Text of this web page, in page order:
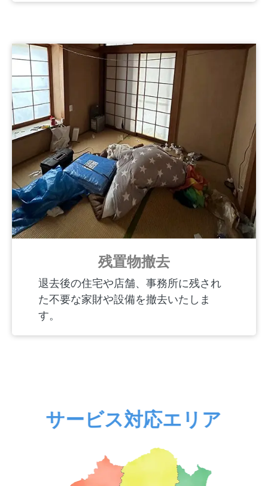
残置物撤去
退去後の住宅や店舗、事務所に残され
た不要な家財や設備を撤去いたしま
す。
サービス対応エリア